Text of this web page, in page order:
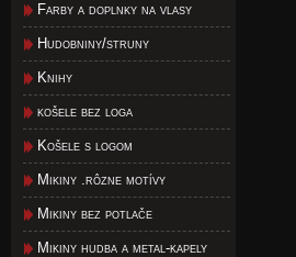
Farby a doplnky na vlasy
Hudobniny/struny
Knihy
košele bez loga
Košele s logom
Mikiny .rôzne motívy
Mikiny bez potlače
Mikiny hudba a metal-kapely